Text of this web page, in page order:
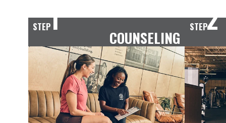
STEP1
COUNSELING
STEP2